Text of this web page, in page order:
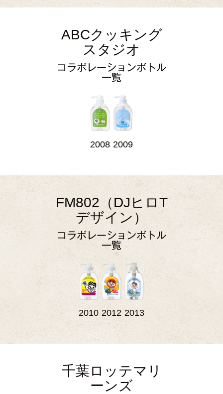
ABCクッキング
スタジオ
コラボレーションボトル
一覧
2008 2009
FM802（DJヒロT
デザイン）
コラボレーションボトル
一覧
2010 2012 2013
千葉ロッテマリ
ーンズ